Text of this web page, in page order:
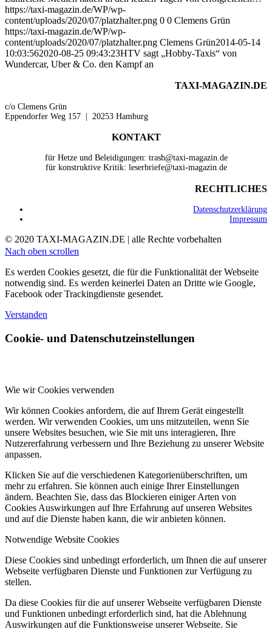
https://taxi-magazin.de/WP/wp-
content/uploads/2020/07/platzhalter.png 0 0 Clemens Grün
https://taxi-magazin.de/WP/wp-
content/uploads/2020/07/platzhalter.png Clemens Grün2014-05-14
10:03:562020-08-25 09:43:23HTV sagt „Hobby-Taxis“ von
Wundercar, Uber & Co. den Kampf an
TAXI-MAGAZIN.DE
c/o Clemens Grün
Eppendorfer Weg 157 | 20253 Hamburg
KONTAKT
für Hetze und Beleidigungen: trash@taxi-magazin.de
für konstruktive Kritik: leserbriefe@taxi-magazin.de
RECHTLICHES
Datenschutzerklärung
Impressum
© 2020 TAXI-MAGAZIN.DE | alle Rechte vorbehalten
Nach oben scrollen
Es werden Cookies gesetzt, die für die Funktionalität der Webseite
notwendig sind. Es werden keinerlei Daten an Dritte wie Google,
Facebook oder Trackingdienste gesendet.
Verstanden
Cookie- und Datenschutzeinstellungen
Wie wir Cookies verwenden
Wir können Cookies anfordern, die auf Ihrem Gerät eingestellt
werden. Wir verwenden Cookies, um uns mitzuteilen, wenn Sie
unsere Websites besuchen, wie Sie mit uns interagieren, Ihre
Nutzererfahrung verbessern und Ihre Beziehung zu unserer Website
anpassen.
Klicken Sie auf die verschiedenen Kategorienüberschriften, um
mehr zu erfahren. Sie können auch einige Ihrer Einstellungen
ändern. Beachten Sie, dass das Blockieren einiger Arten von
Cookies Auswirkungen auf Ihre Erfahrung auf unseren Websites
und auf die Dienste haben kann, die wir anbieten können.
Notwendige Website Cookies
Diese Cookies sind unbedingt erforderlich, um Ihnen die auf unserer
Webseite verfügbaren Dienste und Funktionen zur Verfügung zu
stellen.
Da diese Cookies für die auf unserer Webseite verfügbaren Dienste
und Funktionen unbedingt erforderlich sind, hat die Ablehnung
Auswirkungen auf die Funktionsweise unserer Webseite. Sie